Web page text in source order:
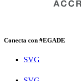
Conecta con #EGADE
SVG